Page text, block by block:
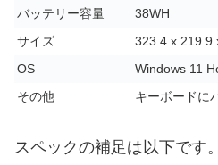
バッテリー容量
38WH
サイズ
323.4 x 219.9
OS
Windows 11
その他
キーボードに
スペックの補足は以下です。